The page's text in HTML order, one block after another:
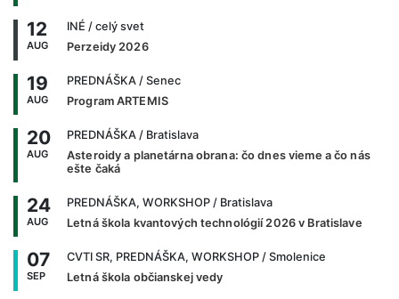
12
AUG
INÉ / celý svet
Perzeidy 2026
19
AUG
PREDNÁŠKA / Senec
Program ARTEMIS
20
AUG
PREDNÁŠKA / Bratislava
Asteroidy a planetárna obrana: čo dnes vieme a čo nás
ešte čaká
24
AUG
PREDNÁŠKA, WORKSHOP / Bratislava
Letná škola kvantových technológií 2026 v Bratislave
07
SEP
CVTI SR, PREDNÁŠKA, WORKSHOP / Smolenice
Letná škola občianskej vedy